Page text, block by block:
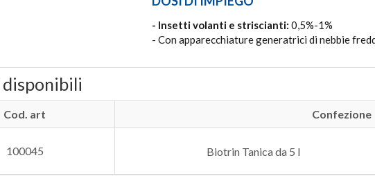
- Insetti volanti e striscianti: 0,5%-1%
- Con apparecchiature generatrici di nebbie
Cod. art Confezione
100045 Biotrin Tanica da 5 l